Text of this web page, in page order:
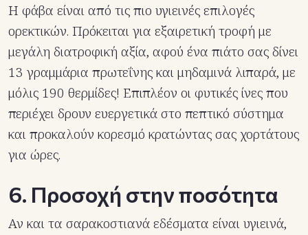
Η φάβα είναι από τις πιο υγιεινές επιλογές
ορεκτικών. Πρόκειται για εξαιρετική τροφή με
μεγάλη διατροφική αξία, αφού ένα πιάτο σας δίνει
13 γραμμάρια πρωτεΐνης και μηδαμινά λιπαρά, με
μόλις 190 θερμίδες! Επιπλέον οι φυτικές ίνες που
περιέχει δρουν ευεργετικά στο πεπτικό σύστημα
και προκαλούν κορεσμό κρατώντας σας χορτάτους
για ώρες.
6. Προσοχή στην ποσότητα
Αν και τα σαρακοστιανά εδέσματα είναι υγιεινά,